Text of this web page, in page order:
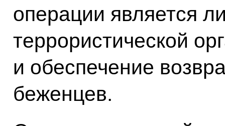
операции является
террористической
и обеспечение
беженцев.